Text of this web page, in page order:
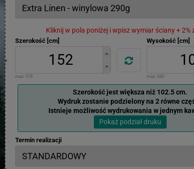
Kliknij w pola poniżej i wpisz wymiar ściany + 2%
Szerokość [cm]
max: 578
Wysokość [cm]
max: 380
Szerokość jest większa niż 102.5 cm.
Wydruk zostanie podzielony na 2 równe
Istnieje możliwość wydrukowania w jednym
Pokaż podział druku
Termin realizacji